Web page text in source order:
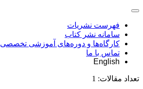
فهرست نشریات
سامانه نشر کتاب
کارگاه‌ها و دوره‌های آموزشی تخصصی
تماس با ما
English
تعداد مقالات: 1